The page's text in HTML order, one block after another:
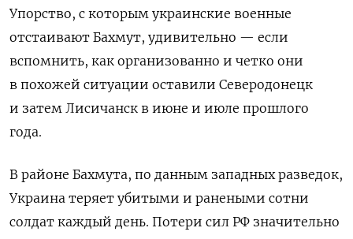
Упорство, с которым украинские военные
отстаивают Бахмут, удивительно — если
вспомнить, как организованно и четко они
в похожей ситуации оставили Северодонецк
и затем Лисичанск в июне и июле прошлого
года.
В районе Бахмута, по данным западных разведок,
Украина теряет убитыми и ранеными сотни
солдат каждый день. Потери сил РФ значительно